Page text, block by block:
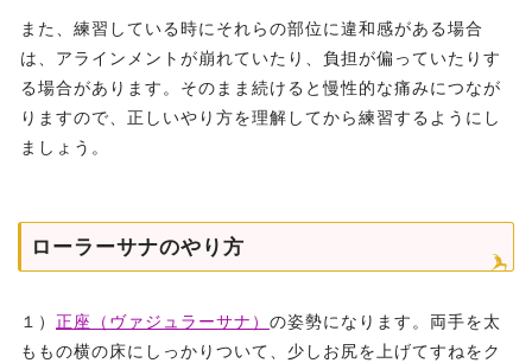
また、練習している時にそれらの部位に違和感がある場合
は、アラインメントが崩れていたり、負担が偏っていたりす
る場合があります。そのまま続けると慢性的な痛みにつなが
りますので、正しいやり方を理解してから練習するようにし
ましょう。
ローラーサナのやり方
１） 正座（ヴァジュラーサナ） の姿勢になります。両手を太
ももの横の床にしっかりついて、少しお尻を上げてすねをク